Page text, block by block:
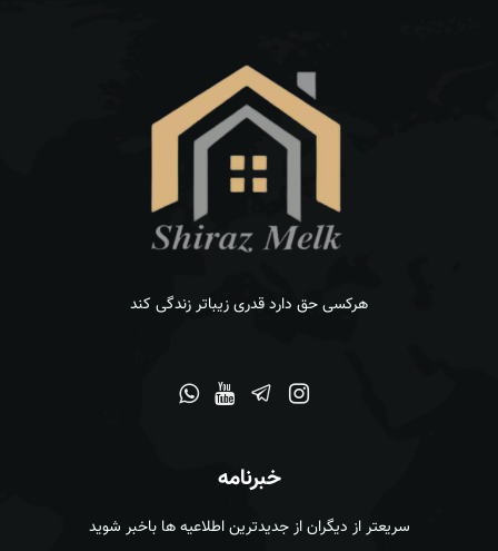
هرکسی حق دارد قدری زیباتر زندگی کند
خبرنامه
سریعتر از دیگران از جدیدترین اطلاعیه ها باخبر شوید